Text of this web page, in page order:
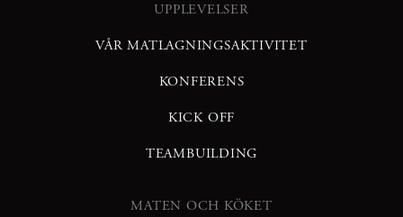
UPPLEVELSER
VÅR MATLAGNINGSAKTIVITET
KONFERENS
KICK OFF
TEAMBUILDING
MATEN OCH KÖKET